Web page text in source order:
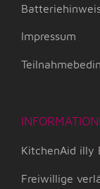
Impressum
KitchenAid illy
Freiwillige